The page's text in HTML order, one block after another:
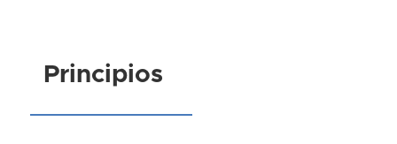
Principios